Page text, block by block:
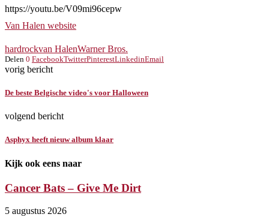
https://youtu.be/V09mi96cepw
Van Halen website
hardrockvan HalenWarner Bros.
Delen 0 FacebookTwitterPinterestLinkedinEmail
vorig bericht
De beste Belgische video's voor Halloween
volgend bericht
Asphyx heeft nieuw album klaar
Kijk ook eens naar
Cancer Bats – Give Me Dirt
5 augustus 2026